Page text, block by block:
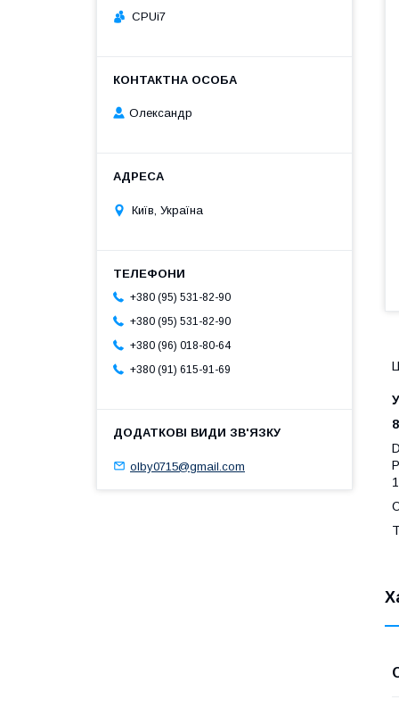
CPUi7
Олександр
Київ, Україна
+380 (95) 531-82-90
+380 (95) 531-82-90
+380 (96) 018-80-64
+380 (91) 615-91-69
olby0715@gmail.com